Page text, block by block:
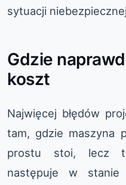
sytuacji
Gdzie
koszt
Najwięcej błędów
tam, gdzie maszyna
prostu stoi, lecz
następuje w stanie